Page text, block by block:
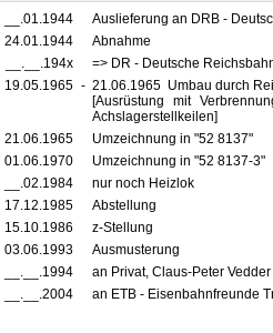
__.01.1944
Auslieferung an DRB -
24.01.1944
Abnahme
__.__.194x
=> DR - Deutsche
19.05.1965 - 21.06.1965 Umbau durch
[Ausrüstung mit
Achslagerstellkeilen]
21.06.1965
Umzeichnung in "52 8137"
01.06.1970
Umzeichnung in "52 8137-3"
__.02.1984
nur noch Heizlok
17.12.1985
Abstellung
15.10.1986
z-Stellung
03.06.1993
Ausmusterung
__.__.1994
an Privat, Claus-Peter
__.__.2004
an ETB - Eisenbahnfreunde